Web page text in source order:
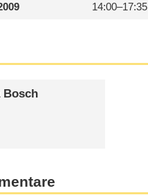
14:00–17:35
Bosch